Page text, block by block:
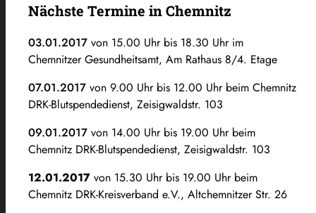
Nächste Termine in Chemnitz
03.01.2017 von 15.00 Uhr bis 18.30 Uhr im
Chemnitzer Gesundheitsamt, Am Rathaus 8/4. Etage
07.01.2017 von 9.00 Uhr bis 12.00 Uhr beim Chemnitz
DRK-Blutspendedienst, Zeisigwaldstr. 103
09.01.2017 von 14.00 Uhr bis 19.00 Uhr beim
Chemnitz DRK-Blutspendedienst, Zeisigwaldstr. 103
12.01.2017 von 15.30 Uhr bis 19.00 Uhr beim
Chemnitz DRK-Kreisverband e.V., Altchemnitzer Str. 26